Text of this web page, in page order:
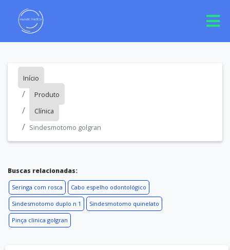
Início
Produto
Clínica
Sindesmotomo golgran
Buscas relacionadas:
Seringa com rosca Cabo espelho odontológico
Sindesmotomo duplo n 1 Sindesmotomo quinelato
Pinça clinica golgran